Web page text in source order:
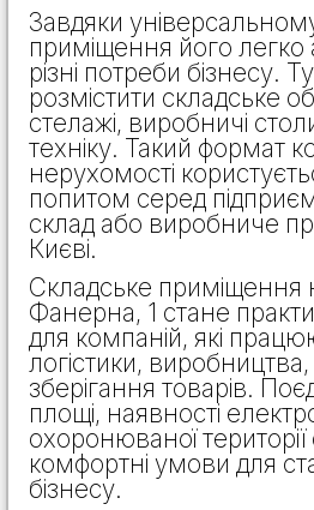
Завдяки
приміщення його легко
різні потреби бізнесу.
розмістити складське
стелажі, виробничі
техніку. Такий формат
нерухомості
попитом серед
склад або виробниче
Києві.
Складське приміщення
Фанерна, 1 стане
для компаній, які
логістики, виробництва,
зберігання товарів.
площі, наявності
охоронюваної
комфортні умови для
бізнесу.